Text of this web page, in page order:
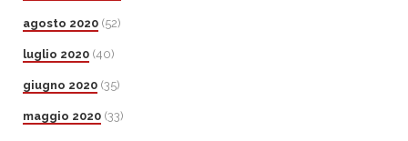
agosto 2020 (52)
luglio 2020 (40)
giugno 2020 (35)
maggio 2020 (33)